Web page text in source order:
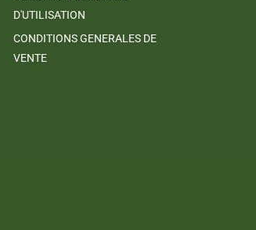
D'UTILISATION
CONDITIONS GENERALES DE
VENTE